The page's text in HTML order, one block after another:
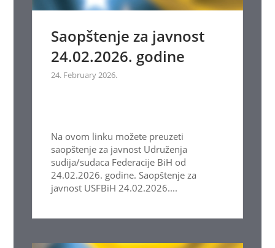
Saopštenje za javnost
24.02.2026. godine
24. February 2026.
Na ovom linku možete preuzeti
saopštenje za javnost Udruženja
sudija/sudaca Federacije BiH od
24.02.2026. godine. Saopštenje za
javnost USFBiH 24.02.2026....